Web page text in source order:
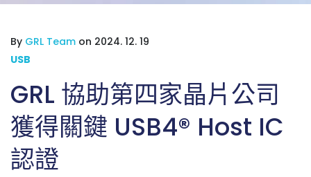
By GRL Team on 2024. 12. 19
USB
GRL 協助第四家晶片公司
獲得關鍵 USB4® Host IC
認證